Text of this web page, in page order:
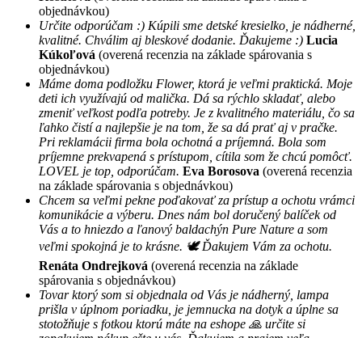
objednávkou)
Určite odporúčam :) Kúpili sme detské kresielko, je nádherné,
kvalitné. Chválim aj bleskové dodanie. Ďakujeme :) Lucia
Kúkoľová (overená recenzia na základe spárovania s
objednávkou)
Máme doma podložku Flower, ktorá je veľmi praktická. Moje
deti ich využívajú od malička. Dá sa rýchlo skladať, alebo
zmeniť veľkost podľa potreby. Je z kvalitného materiálu, čo sa
ľahko čistí a najlepšie je na tom, že sa dá prať aj v pračke.
Pri reklamácii firma bola ochotná a príjemná. Bola som
príjemne prekvapená s prístupom, cítila som že chcú pomôcť.
LOVEL je top, odporúčam. Eva Borosova (overená recenzia
na základe spárovania s objednávkou)
Chcem sa veľmi pekne poďakovať za prístup a ochotu vrámci
komunikácie a výberu. Dnes nám bol doručený balíček od
Vás a to hniezdo a ľanový baldachýn Pure Nature a som
veľmi spokojná je to krásne. 🕊 Ďakujem Vám za ochotu.
Renáta Ondrejková (overená recenzia na základe
spárovania s objednávkou)
Tovar ktorý som si objednala od Vás je nádherný, lampa
prišla v úplnom poriadku, je jemnucka na dotyk a úplne sa
stotožňuje s fotkou ktorú máte na eshope 🙏 určite si